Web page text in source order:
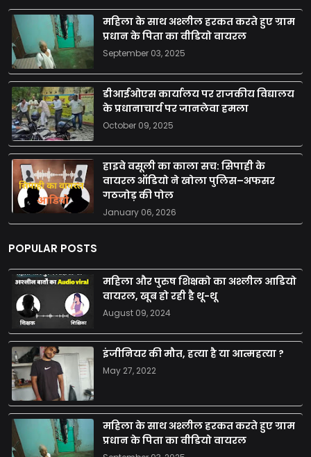
महिला के साथ अश्लील हरकत करते हुए ग्राम
प्रधान के पिता का वीडियो वायरल
September 03, 2025
डीआईओएस कार्यालय पर राजकीय विद्यालय
के प्रधानाचार्य पर जानलेवा हमला
October 09, 2025
हाइवे वसूली का काला सच: सिपाही के
वायरल ऑडियो ने खोला पुलिस–अफसर
गठजोड़ की पोल
January 06, 2026
POPULAR POSTS
महिला और पुरुष शिक्षको का अश्लील आडियो
वायरल, खूब हो रही है थू-थू
August 09, 2024
इंजीनियर की मौत, हत्या है या आत्महत्या ?
May 27, 2022
महिला के साथ अश्लील हरकत करते हुए ग्राम
प्रधान के पिता का वीडियो वायरल